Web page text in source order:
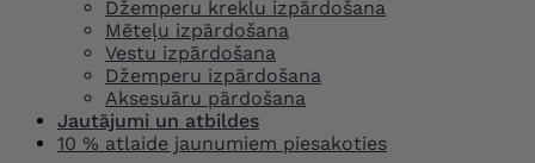
Džemperu kreklu izpārdošana
Mēteļu izpārdošana
Vestu izpārdošana
Džemperu izpārdošana
Aksesuāru pārdošana
Jautājumi un atbildes
10 % atlaide jaunumiem piesakoties